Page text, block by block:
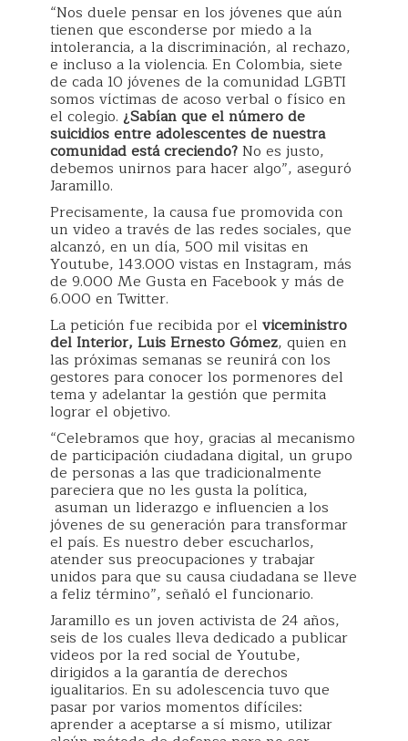
“Nos duele pensar en los jóvenes que aún
tienen que esconderse por miedo a la
intolerancia, a la discriminación, al rechazo,
e incluso a la violencia. En Colombia, siete
de cada 10 jóvenes de la comunidad LGBTI
somos víctimas de acoso verbal o físico en
el colegio. ¿Sabían que el número de
suicidios entre adolescentes de nuestra
comunidad está creciendo?No es justo,
debemos unirnos para hacer algo”, aseguró
Jaramillo.
Precisamente, la causa fue promovida con
un video a través de las redes sociales, que
alcanzó, en un día, 500 mil visitas en
Youtube, 143.000 vistas en Instagram, más
de 9.000 Me Gusta en Facebook y más de
6.000 en Twitter.
La petición fue recibida por el viceministro
del Interior, Luis Ernesto Gómez, quien en
las próximas semanas se reunirá con los
gestores para conocer los pormenores del
tema y adelantar la gestión que permita
lograr el objetivo.
“Celebramos que hoy, gracias al mecanismo
de participación ciudadana digital, un grupo
de personas a las que tradicionalmente
pareciera que no les gusta la política,
asuman un liderazgo e influencien a los
jóvenes de su generación para transformar
el país. Es nuestro deber escucharlos,
atender sus preocupaciones y trabajar
unidos para que su causa ciudadana se lleve
a feliz término”, señaló el funcionario.
Jaramillo es un joven activista de 24 años,
seis de los cuales lleva dedicado a publicar
videos por la red social de Youtube,
dirigidos a la garantía de derechos
igualitarios. En su adolescencia tuvo que
pasar por varios momentos difíciles:
aprender a aceptarse a sí mismo, utilizar